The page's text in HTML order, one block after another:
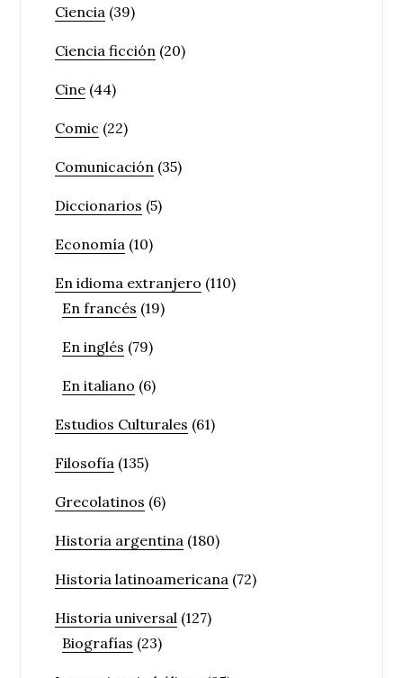
Ciencia (39)
Ciencia ficción (20)
Cine (44)
Comic (22)
Comunicación (35)
Diccionarios (5)
Economía (10)
En idioma extranjero (110)
En francés (19)
En inglés (79)
En italiano (6)
Estudios Culturales (61)
Filosofía (135)
Grecolatinos (6)
Historia argentina (180)
Historia latinoamericana (72)
Historia universal (127)
Biografías (23)